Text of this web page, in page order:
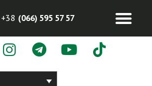
+38 (066) 595 57 57